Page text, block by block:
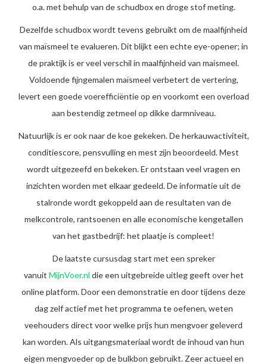
o.a. met behulp van de schudbox en droge stof meting.
Dezelfde schudbox wordt tevens gebruikt om de maalfijnheid
van maïsmeel te evalueren. Dit blijkt een echte eye-opener; in
de praktijk is er veel verschil in maalfijnheid van maismeel.
Voldoende fijngemalen maïsmeel verbetert de vertering,
levert een goede voerefficiëntie op en voorkomt een overload
aan bestendig zetmeel op dikke darmniveau.
Natuurlijk is er ook naar de koe gekeken. De herkauwactiviteit,
conditiescore, pensvulling en mest zijn beoordeeld. Mest
wordt uitgezeefd en bekeken. Er ontstaan veel vragen en
inzichten worden met elkaar gedeeld. De informatie uit de
stalronde wordt gekoppeld aan de resultaten van de
melkcontrole, rantsoenen en alle economische kengetallen
van het gastbedrijf: het plaatje is compleet!
De laatste cursusdag start met een spreker
vanuit MijnVoer.nl die een uitgebreide uitleg geeft over het
online platform. Door een demonstratie en door tijdens deze
dag zelf actief met het programma te oefenen, weten
veehouders direct voor welke prijs hun mengvoer geleverd
kan worden. Als uitgangsmateriaal wordt de inhoud van hun
eigen mengvoeder op de bulkbon gebruikt. Zeer actueel en